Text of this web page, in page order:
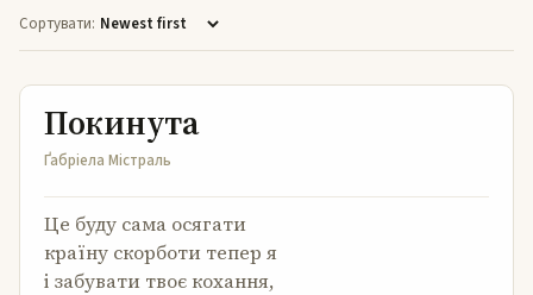
Сортувати:
Покинута
Покинута
Ґабріела Містраль
Це буду сама осягати
країну скорботи тепер я
і забувати твоє кохання,